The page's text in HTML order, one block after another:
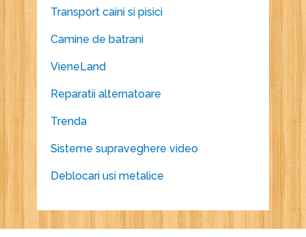
Transport caini si pisici
Camine de batrani
VieneLand
Reparatii alternatoare
Trenda
Sisteme supraveghere video
Deblocari usi metalice